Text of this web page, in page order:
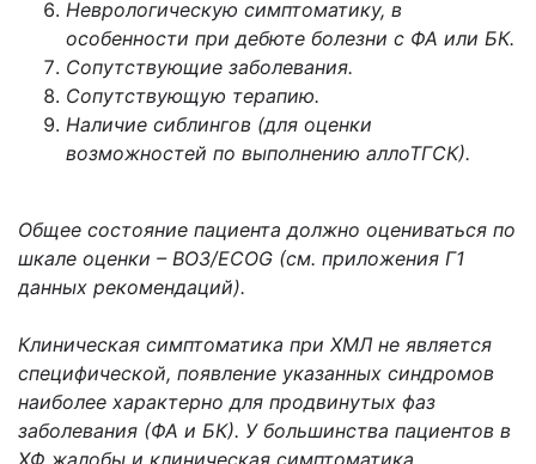
Неврологическую симптоматику, в
особенности при дебюте болезни с ФА или БК.
Сопутствующие заболевания.
Сопутствующую терапию.
Наличие сиблингов (для оценки
возможностей по выполнению аллоТГСК).
Общее состояние пациента должно оцениваться по
шкале оценки – ВОЗ/ECOG (см. приложения Г1
данных рекомендаций).
Клиническая симптоматика при ХМЛ не является
специфической, появление указанных синдромов
наиболее характерно для продвинутых фаз
заболевания (ФА и БК). У большинства пациентов в
ХФ жалобы и клиническая симптоматика